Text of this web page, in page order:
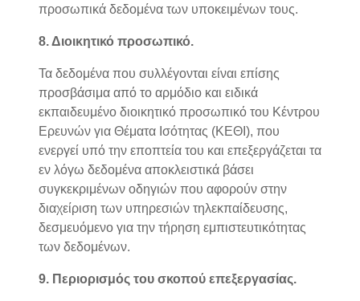
προσωπικά δεδομένα των υποκειμένων τους.
8. Διοικητικό προσωπικό.
Τα δεδομένα που συλλέγονται είναι επίσης
προσβάσιμα από το αρμόδιο και ειδικά
εκπαιδευμένο διοικητικό προσωπικό του Κέντρου
Ερευνών για Θέματα Ισότητας (ΚΕΘΙ), που
ενεργεί υπό την εποπτεία του και επεξεργάζεται τα
εν λόγω δεδομένα αποκλειστικά βάσει
συγκεκριμένων οδηγιών που αφορούν στην
διαχείριση των υπηρεσιών τηλεκπαίδευσης,
δεσμευόμενο για την τήρηση εμπιστευτικότητας
των δεδομένων.
9. Περιορισμός του σκοπού επεξεργασίας.